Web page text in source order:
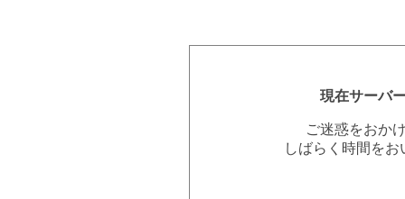
現在サーバ
ご迷惑をおか
しばらく時間を